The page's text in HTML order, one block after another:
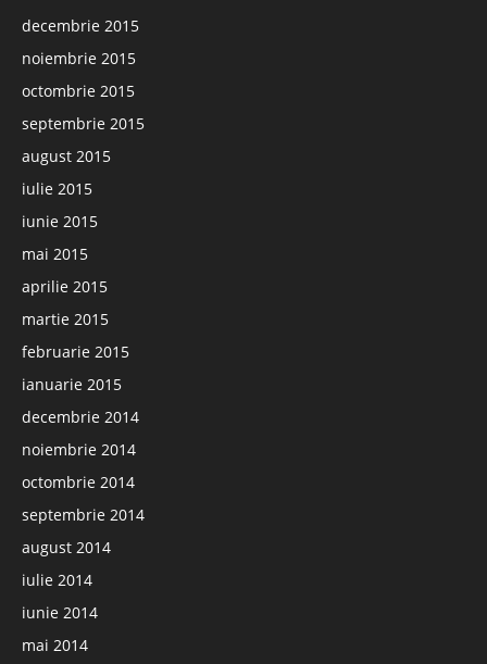
decembrie 2015
noiembrie 2015
octombrie 2015
septembrie 2015
august 2015
iulie 2015
iunie 2015
mai 2015
aprilie 2015
martie 2015
februarie 2015
ianuarie 2015
decembrie 2014
noiembrie 2014
octombrie 2014
septembrie 2014
august 2014
iulie 2014
iunie 2014
mai 2014